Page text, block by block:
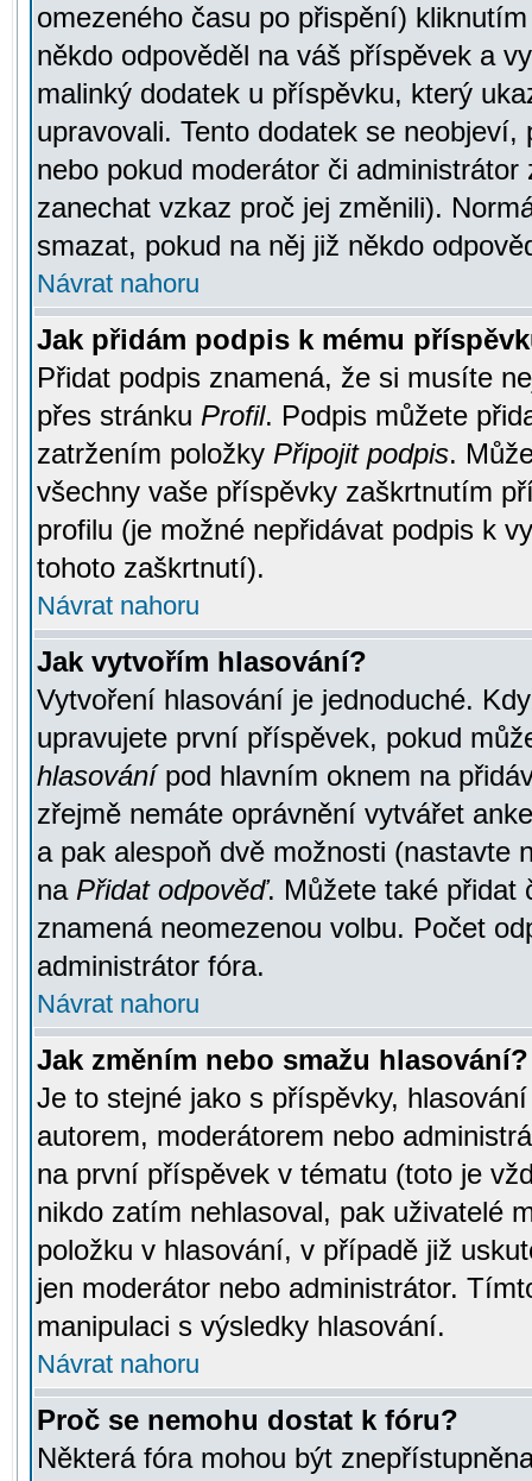
omezeného času po přispění)
někdo odpověděl na váš příspěvek a
malinký dodatek u příspěvku, který
upravovali. Tento dodatek se
nebo pokud moderátor či
zanechat vzkaz proč jej změnili).
smazat, pokud na něj již někdo
Návrat nahoru
Jak přidám podpis k mému
Přidat podpis znamená, že si musíte
přes stránku Profil. Podpis můžete
zatržením položky Připojit podpis.
všechny vaše příspěvky zaškrtnutím
profilu (je možné nepřidávat podpis k
tohoto zaškrtnutí).
Návrat nahoru
Jak vytvořím hlasování?
Vytvoření hlasování je jednoduché.
upravujete první příspěvek, pokud
hlasovánípod hlavním oknem na
zřejmě nemáte oprávnění vytvářet
a pak alespoň dvě možnosti (nastavte
na Přidat odpověď. Můžete také přidat
znamená neomezenou volbu. Počet
administrátor fóra.
Návrat nahoru
Jak změním nebo smažu hlasování?
Je to stejné jako s příspěvky,
autorem, moderátorem nebo
na první příspěvek v tématu (toto je
nikdo zatím nehlasoval, pak uživatelé
položku v hlasování, v případě již
jen moderátor nebo administrátor.
manipulaci s výsledky hlasování.
Návrat nahoru
Proč se nemohu dostat k fóru?
Některá fóra mohou být